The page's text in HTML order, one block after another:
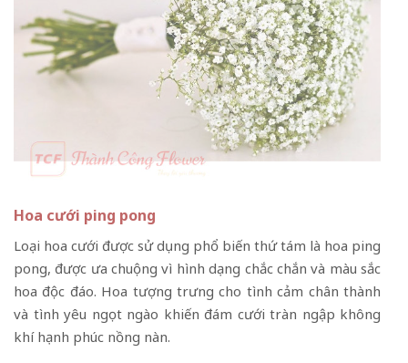
Hoa cưới ping pong
Loại hoa cưới được sử dụng phổ biến thứ tám là hoa ping
pong, được ưa chuộng vì hình dạng chắc chắn và màu sắc
hoa độc đáo. Hoa tượng trưng cho tình cảm chân thành
và tình yêu ngọt ngào khiến đám cưới tràn ngập không
khí hạnh phúc nồng nàn.